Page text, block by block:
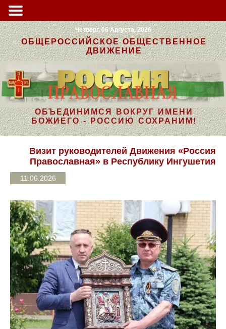
Четверг, 06 Августа, 2026
ОБЩЕРОССИЙСКОЕ ОБЩЕСТВЕННОЕ
ДВИЖЕНИЕ
ОБЪЕДИНИМСЯ ВОКРУГ ИМЕНИ
БОЖИЕГО - РОССИЮ СОХРАНИМ!
Визит руководителей Движения «Россия
Православная» в Республику Ингушетия
11.06.2026